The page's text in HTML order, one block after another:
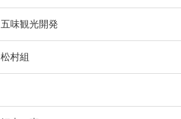
五味観光開発
松村組